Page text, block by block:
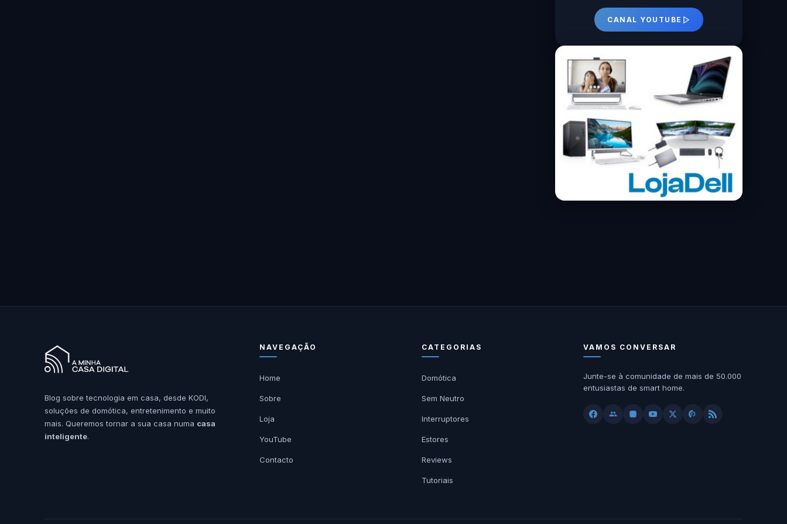
CANAL YOUTUBE
Blog sobre tecnologia em casa, desde KODI,
soluções de domótica, entretenimento e muito
mais. Queremos tornar a sua casa numa casa
inteligente.
NAVEGAÇÃO
Home
Sobre
Loja
YouTube
Contacto
CATEGORIAS
Domótica
Sem Neutro
Interruptores
Estores
Reviews
Tutoriais
VAMOS CONVERSAR
Junte-se à comunidade de mais de 50.000
entusiastas de smart home.